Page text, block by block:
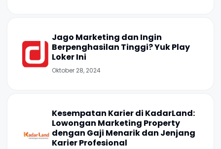
Jago Marketing dan Ingin
Berpenghasilan Tinggi? Yuk Play
Loker Ini
Oktober 28, 2024
Kesempatan Karier di KadarLand:
Lowongan Marketing Property
dengan Gaji Menarik dan Jenjang
Karier Profesional